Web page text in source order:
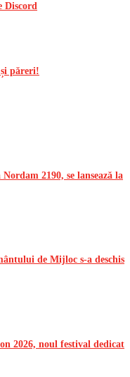
Discord
păreri!
2190, se lansează la
de Mijloc s-a deschis
2026, noul festival dedicat